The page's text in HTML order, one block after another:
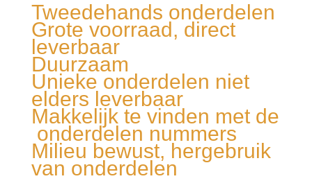
Tweedehands onderdelen
Grote voorraad, direct
leverbaar
Duurzaam
Unieke onderdelen niet
elders leverbaar
Makkelijk te vinden met de
onderdelen nummers
Milieu bewust, hergebruik
van onderdelen